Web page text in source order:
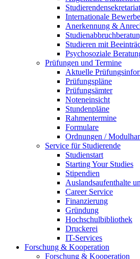
Studierendensekretariat
Internationale
Anerkennung &
Studieren mit
Psychosoziale
Prüfungen und Termine
Aktuelle
Prüfungspläne
Prüfungsämter
Noteneinsicht
Stundenpläne
Rahmentermine
Formulare
Ordnungen /
Service für Studierende
Studienstart
Starting Your Studies
Stipendien
Auslandsaufenthalte
Career Service
Finanzierung
Gründung
Hochschulbibliothek
Druckerei
IT-Services
Forschung & Kooperation
Forschung & Kooperation